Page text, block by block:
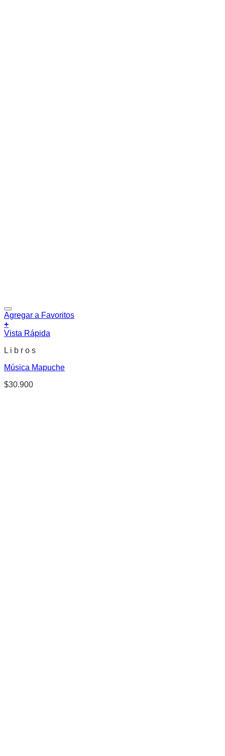
Agregar a Favoritos
+
Vista Rápida
L i b r o s
Música Mapuche
$30.900